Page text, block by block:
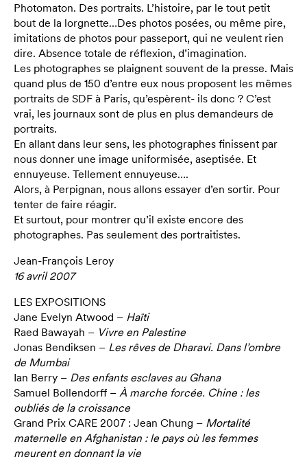
Photomaton. Des portraits. L’histoire, par le tout petit
bout de la lorgnette…Des photos posées, ou même pire,
imitations de photos pour passeport, qui ne veulent rien
dire. Absence totale de réflexion, d’imagination.
Les photographes se plaignent souvent de la presse. Mais
quand plus de 150 d’entre eux nous proposent les mêmes
portraits de SDF à Paris, qu’espèrent- ils donc ? C’est
vrai, les journaux sont de plus en plus demandeurs de
portraits.
En allant dans leur sens, les photographes finissent par
nous donner une image uniformisée, aseptisée. Et
ennuyeuse. Tellement ennuyeuse….
Alors, à Perpignan, nous allons essayer d’en sortir. Pour
tenter de faire réagir.
Et surtout, pour montrer qu’il existe encore des
photographes. Pas seulement des portraitistes.
Jean-François Leroy
16 avril 2007
LES EXPOSITIONS
Jane Evelyn Atwood – Haïti
Raed Bawayah – Vivre en Palestine
Jonas Bendiksen – Les rêves de Dharavi. Dans l’ombre
de Mumbai
Ian Berry – Des enfants esclaves au Ghana
Samuel Bollendorff – À marche forcée. Chine : les
oubliés de la croissance
Grand Prix CARE 2007 : Jean Chung – Mortalité
maternelle en Afghanistan : le pays où les femmes
meurent en donnant la vie